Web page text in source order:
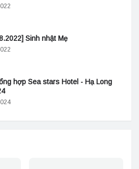
Sinh nhật Mẹ
hợp Sea stars Hotel - Hạ Long